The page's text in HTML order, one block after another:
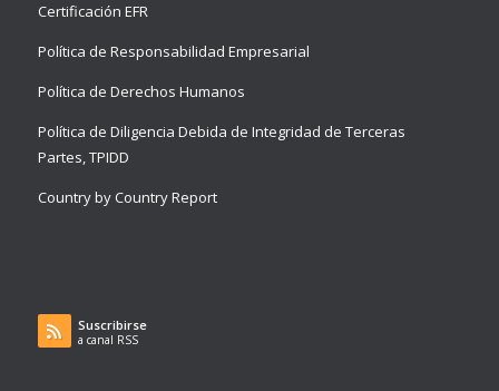
Certificación EFR
Política de Responsabilidad Empresarial
Política de Derechos Humanos
Política de Diligencia Debida de Integridad de Terceras
Partes, TPIDD
Country by Country Report
Suscribirse
a canal RSS